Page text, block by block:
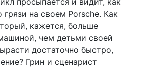
грязи на своем Porsche. Как
кажется, больше
чем детьми своей
достаточно быстро,
Грин и сценарист